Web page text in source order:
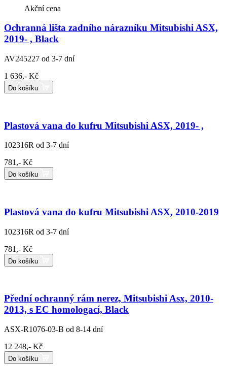
Akční cena
Ochranná lišta zadního nárazníku Mitsubishi ASX,
2019- , Black
AV245227 od 3-7 dní
1 636,- Kč
Do košíku
Plastová vana do kufru Mitsubishi ASX, 2019- ,
102316R od 3-7 dní
781,- Kč
Do košíku
Plastová vana do kufru Mitsubishi ASX, 2010-2019
102316R od 3-7 dní
781,- Kč
Do košíku
Přední ochranný rám nerez, Mitsubishi Asx, 2010-
2013, s EC homologací, Black
ASX-R1076-03-B od 8-14 dní
12 248,- Kč
Do košíku